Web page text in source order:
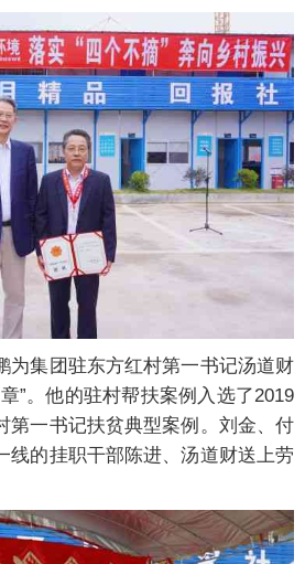
集团驻东方红村第一书记汤道财
”。他的驻村帮扶案例入选了2019
第一书记扶贫典型案例。刘金、付
线的挂职干部陈进、汤道财送上劳